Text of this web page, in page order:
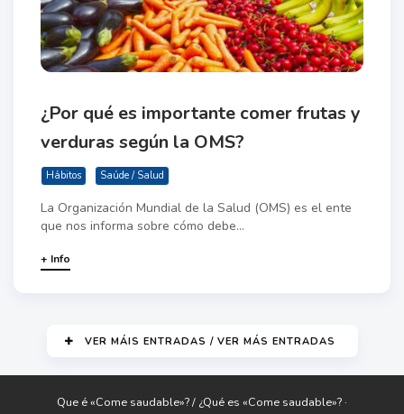
¿Por qué es importante comer frutas y
verduras según la OMS?
Hábitos Saúde / Salud
La Organización Mundial de la Salud (OMS) es el ente
que nos informa sobre cómo debe...
+ Info
VER MÁIS ENTRADAS / VER MÁS ENTRADAS
Que é «Come saudable»? / ¿Qué es «Come saudable»? ·